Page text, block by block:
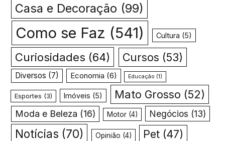
Casa e Decoração (99)
Como se Faz (541) Cultura (5)
Curiosidades (64) Cursos (53)
Diversos (7) Economia (6) Educação (1)
Esportes (3) Imóveis (5) Mato Grosso (52)
Moda e Beleza (16) Motor(4) Negócios (13)
Notícias (70) Opinião (4) Pet (47)